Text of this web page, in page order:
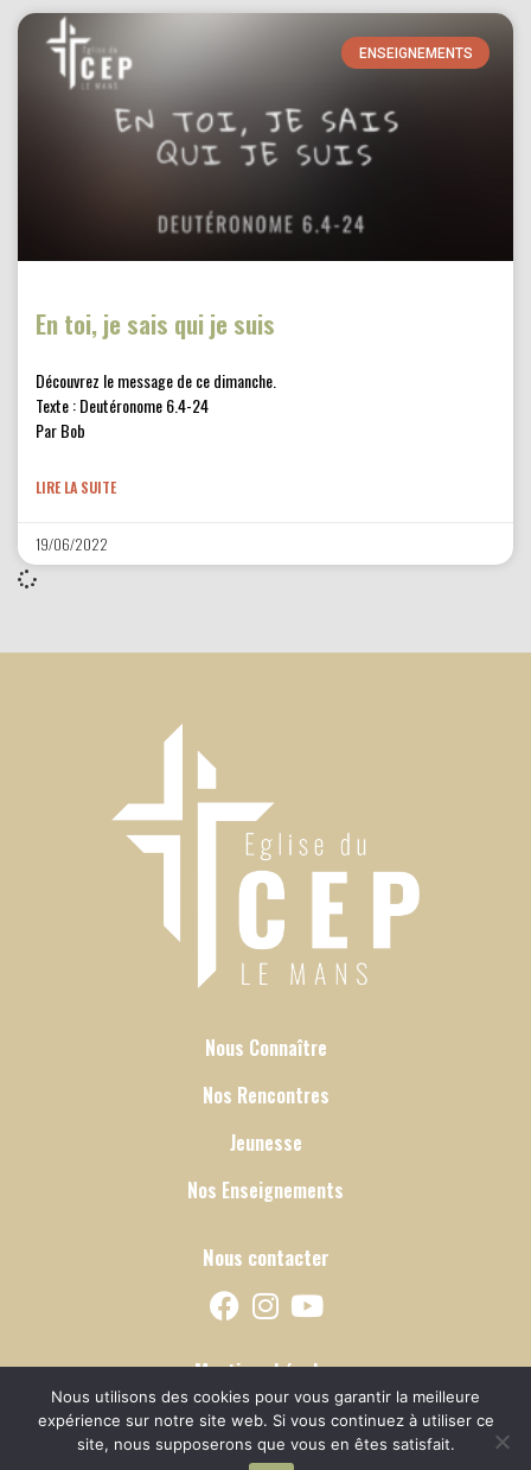
ENSEIGNEMENTS
En toi, je sais qui je suis
Découvrez le message de ce dimanche.
Texte : Deutéronome 6.4-24
Par Bob
LIRE LA SUITE
19/06/2022
Nous Connaître
Nos Rencontres
Jeunesse
Nos Enseignements
Nous contacter
Mentions Légales
Copyright CEP Le Mans 2024 - Site créé par
Nous utilisons des cookies pour vous garantir la meilleure
expérience sur notre site web. Si vous continuez à utiliser ce
site, nous supposerons que vous en êtes satisfait.